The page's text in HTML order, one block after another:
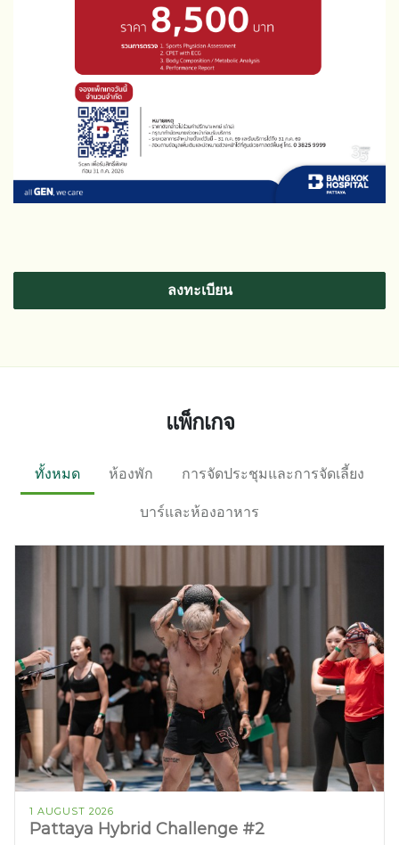
ลงทะเบียน
แพ็กเกจ
ทั้งหมด ห้องพัก การจัดประชุมและการจัดเลี้ยง
บาร์และห้องอาหาร
1 AUGUST 2026
Pattaya Hybrid Challenge #2